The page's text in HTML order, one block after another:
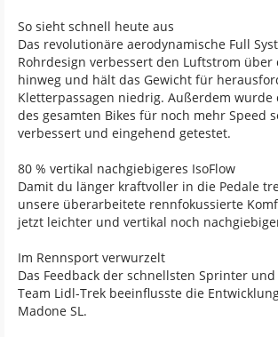
So sieht schnell heute aus
Das revolutionäre aerodynamische Full
Rohrdesign verbessert den Luftstrom über
hinweg und hält das Gewicht für
Kletterpassagen niedrig. Außerdem wurde
des gesamten Bikes für noch mehr Speed
verbessert und eingehend getestet.
80 % vertikal nachgiebigeres IsoFlow
Damit du länger kraftvoller in die Pedale
unsere überarbeitete rennfokussierte
jetzt leichter und vertikal noch
Im Rennsport verwurzelt
Das Feedback der schnellsten Sprinter
Team Lidl-Trek beeinflusste die
Madone SL.